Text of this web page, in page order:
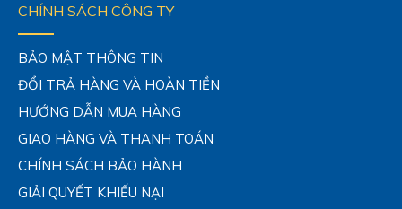
CHÍNH SÁCH CÔNG TY
BẢO MẬT THÔNG TIN
ĐỔI TRẢ HÀNG VÀ HOÀN TIỀN
HƯỚNG DẪN MUA HÀNG
GIAO HÀNG VÀ THANH TOÁN
CHÍNH SÁCH BẢO HÀNH
GIẢI QUYẾT KHIẾU NẠI